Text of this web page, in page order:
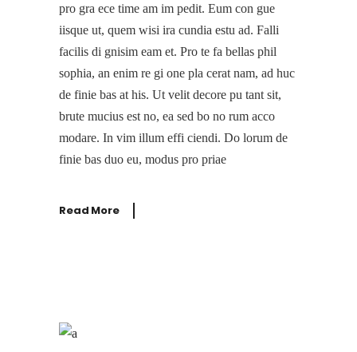
pro gra ece time am im pedit. Eum con gue
iisque ut, quem wisi ira cundia estu ad. Falli
facilis di gnisim eam et. Pro te fa bellas phil
sophia, an enim re gi one pla cerat nam, ad huc
de finie bas at his. Ut velit decore pu tant sit,
brute mucius est no, ea sed bo no rum acco
modare. In vim illum effi ciendi. Do lorum de
finie bas duo eu, modus pro priae
Read More